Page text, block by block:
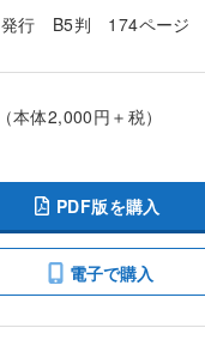
行
B5判 174ページ
（本体2,000円＋税）
PDF版を購入
電子で購入